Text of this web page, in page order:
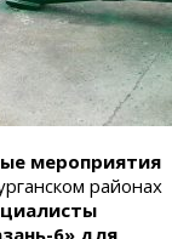
мероприятия
районах